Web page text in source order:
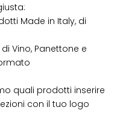
Made in Italy, di
Vino, Panettone e
quali prodotti inserire
con il tuo logo